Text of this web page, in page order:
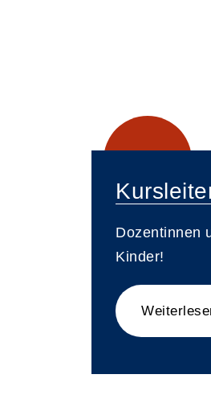
Dozentinnen
Kinder!